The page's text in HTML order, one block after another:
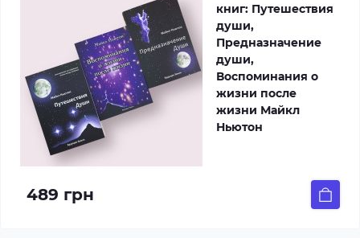
книг: Путешествия
души,
Предназначение
души,
Воспоминания о
жизни после
жизни Майкл
Ньютон
489 грн